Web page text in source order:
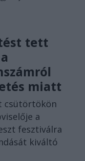
tett
miatt
csütörtökön
a
fesztiválra
kiváltó